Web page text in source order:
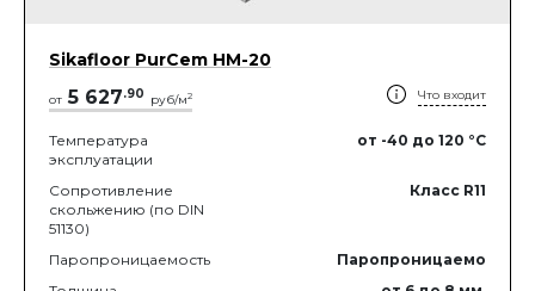
Sikafloor PurCem HМ-20
от 5 627.90 руб/м2 Что входит
Температура
эксплуатации
от -40 до 120 °C
Сопротивление
скольжению (по DIN
51130)
Класс R11
Паропроницаемость
Паропроницаемо